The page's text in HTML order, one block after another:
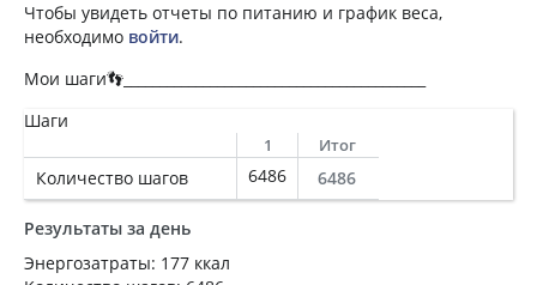
Чтобы увидеть отчеты по питанию и график веса,
необходимо войти.
Мои шаги👣__________________________________________
Шаги
1 Итог
Количество шагов 6486 6486
Результаты за день
Энергозатраты: 177 ккал